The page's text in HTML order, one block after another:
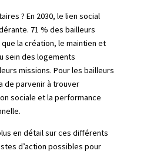
? En 2030, le lien social
71 % des bailleurs
la création, le maintien et
sein des logements
missions. Pour les bailleurs
de parvenir à trouver
sociale et la performance
en détail sur ces différents
d’action possibles pour